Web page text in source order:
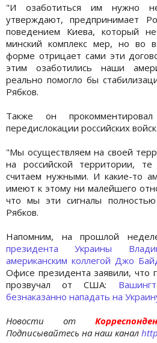
"И озаботиться им нужно
утверждают, предпринимает
поведением Киева, который
минский комплекс мер, но во
форме отрицает сами эти
этим озаботились наши
реально помогло бы
Рябков.
Также он
передислокации российских войск.
"Мы осуществляем на своей
на российской территории,
считаем нужными. И какие-то
имеют к этому ни малейшего
что мы эти сигналы
Рябков.
Напомним, на прошлой
президента Украины
американским коллегой Джо
Офисе президента заявили, что
прозвучал от США:
безнаказанно нападать на
Новости от
Подписывайтесь на наш канал